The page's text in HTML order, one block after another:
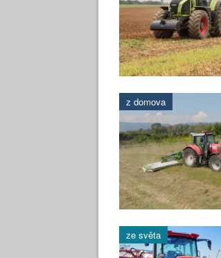
z domova
ze světa